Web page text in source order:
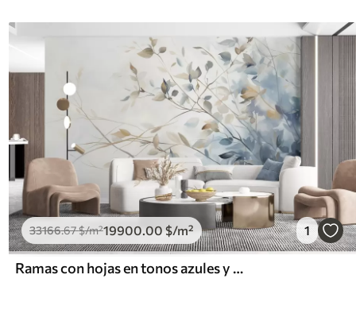
33166.67$/m²19900 .00 $/m² 1
Ramas con hojas en tonos azules y marrones, fondo claro, suave y delicado, estilo acuarela